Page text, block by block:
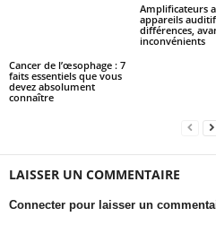
Cancer de l’œsophage : 7
faits essentiels que vous
devez absolument
connaître
Amplificateurs
appareils
différences,
inconvénients
LAISSER UN COMMENTAIRE
Connecter pour laisser un